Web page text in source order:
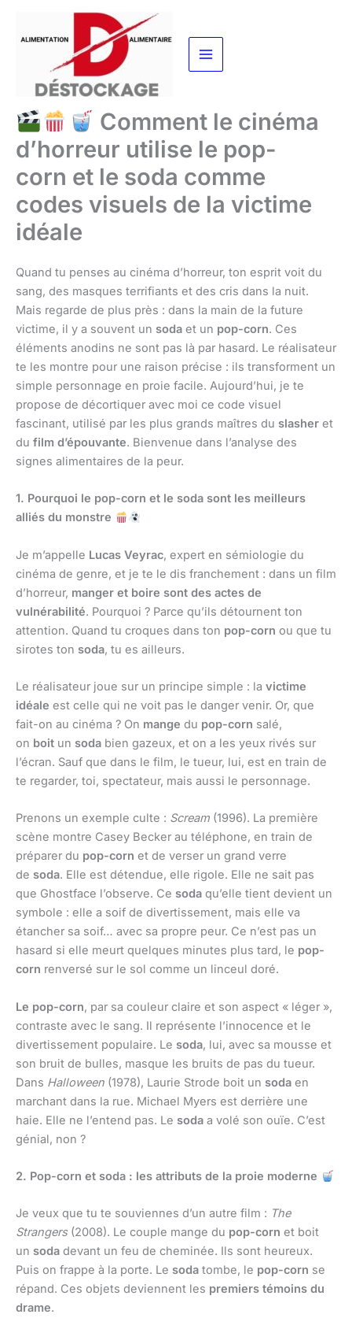
contenu
Comment le cinéma
d’horreur utilise le pop-
corn et le soda comme
codes visuels de la victime
idéale
Quand tu penses au cinéma d’horreur, ton esprit voit du
sang, des masques terrifiants et des cris dans la nuit.
Mais regarde de plus près : dans la main de la future
victime, il y a souvent un soda et un pop-corn. Ces
éléments anodins ne sont pas là par hasard. Le réalisateur
te les montre pour une raison précise : ils transforment un
simple personnage en proie facile. Aujourd’hui, je te
propose de décortiquer avec moi ce code visuel
fascinant, utilisé par les plus grands maîtres du slasher et
du film d’épouvante. Bienvenue dans l’analyse des
signes alimentaires de la peur.
1. Pourquoi le pop-corn et le soda sont les meilleurs
alliés du monstre
Je m’appelle Lucas Veyrac, expert en sémiologie du
cinéma de genre, et je te le dis franchement : dans un film
d’horreur, manger et boire sont des actes de
vulnérabilité. Pourquoi ? Parce qu’ils détournent ton
attention. Quand tu croques dans ton pop-corn ou que tu
sirotes ton soda, tu es ailleurs.
Le réalisateur joue sur un principe simple : la victime
idéale est celle qui ne voit pas le danger venir. Or, que
fait-on au cinéma ? On mange du pop-corn salé,
on boit un soda bien gazeux, et on a les yeux rivés sur
l’écran. Sauf que dans le film, le tueur, lui, est en train de
te regarder, toi, spectateur, mais aussi le personnage.
Prenons un exemple culte : Scream (1996). La première
scène montre Casey Becker au téléphone, en train de
préparer du pop-corn et de verser un grand verre
de soda. Elle est détendue, elle rigole. Elle ne sait pas
que Ghostface l’observe. Ce soda qu’elle tient devient un
symbole : elle a soif de divertissement, mais elle va
étancher sa soif… avec sa propre peur. Ce n’est pas un
hasard si elle meurt quelques minutes plus tard, le pop-
corn renversé sur le sol comme un linceul doré.
Le pop-corn, par sa couleur claire et son aspect « léger »,
contraste avec le sang. Il représente l’innocence et le
divertissement populaire. Le soda, lui, avec sa mousse et
son bruit de bulles, masque les bruits de pas du tueur.
Dans Halloween (1978), Laurie Strode boit un soda en
marchant dans la rue. Michael Myers est derrière une
haie. Elle ne l’entend pas. Le soda a volé son ouïe. C’est
génial, non ?
2. Pop-corn et soda : les attributs de la proie moderne
Je veux que tu te souviennes d’un autre film : The
Strangers(2008). Le couple mange du pop-corn et boit
un soda devant un feu de cheminée. Ils sont heureux.
Puis on frappe à la porte. Le soda tombe, le pop-corn se
répand. Ces objets deviennent les premiers témoins du
drame.